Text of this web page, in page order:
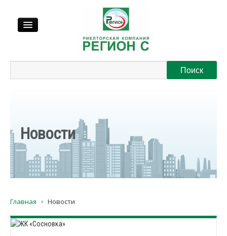
Регионы
Новости
Главная Новости